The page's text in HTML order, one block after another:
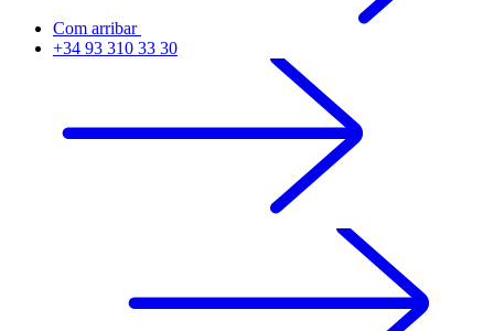
Com arribar
+34 93 310 33 30